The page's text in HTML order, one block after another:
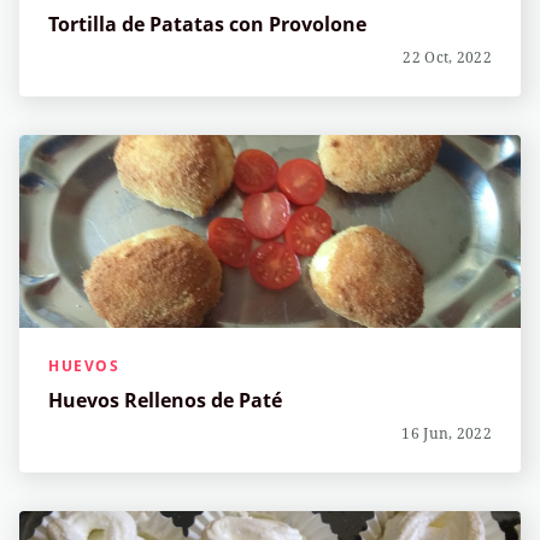
Tortilla de Patatas con Provolone
22 Oct, 2022
HUEVOS
Huevos Rellenos de Paté
16 Jun, 2022